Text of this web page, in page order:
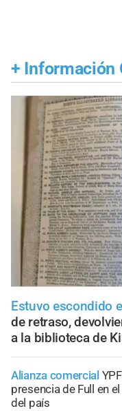
+ Información
Estuvo escondido
de retraso,
a la biblioteca de
Alianza comercial
presencia de Full en
del país